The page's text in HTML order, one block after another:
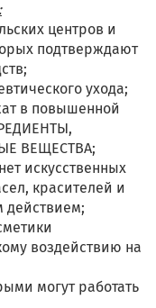
центров и
подтверждают
ухода;
в повышенной
ВЕЩЕСТВА;
искусственных
красителей и
действием;
воздействию на
могут работать